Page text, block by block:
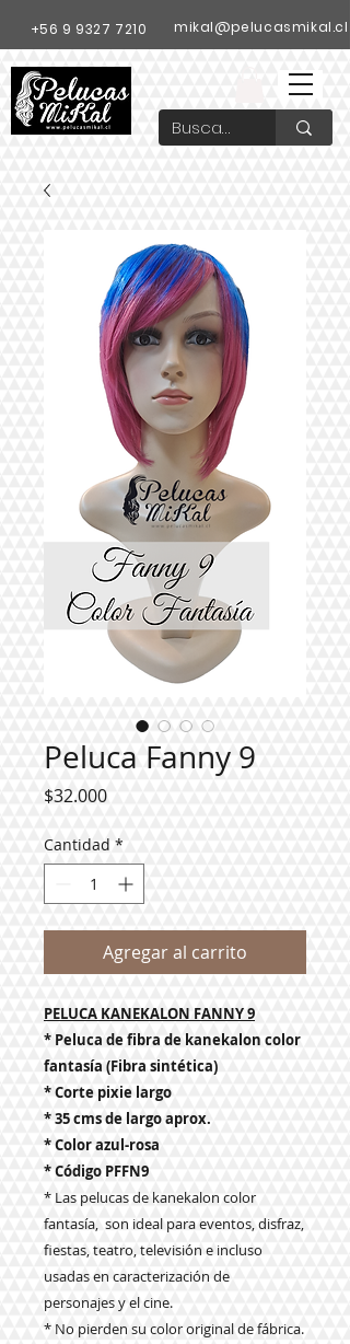
+56 9 9327 7210 mikal@pelucasmikal.cl
Peluca Fanny 9
$32.000Precio
Cantidad *
Agregar al carrito
PELUCA KANEKALON FANNY 9
* Peluca de fibra de kanekalon color
fantasía (Fibra sintética)
* Corte pixie largo
* 35 cms de largo aprox.
* Color azul-rosa
* Código PFFN9
* Las pelucas de kanekalon color
fantasía, son ideal para eventos, disfraz,
fiestas, teatro, televisión e incluso
usadas en caracterización de
personajes y el cine.
* No pierden su color original de fábrica.